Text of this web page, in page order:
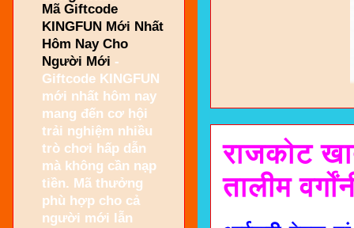
राजकोट
तालीम
Mã Giftcode
KINGFUN Mới Nhất
Hôm Nay Cho
Người Mới -
Giftcode KINGFUN
mới nhất hôm nay
mang đến cơ hội
trải nghiệm nhiều
trò chơi hấp dẫn
mà không cần nạp
tiền. Mã thưởng
phù hợp cho cả
người mới lẫn